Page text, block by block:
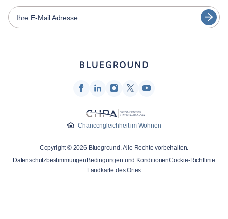
Vermieter von Möbeln
Vermieter
Franchise-Partner
Español
Français
Türkçe
Ihre E-Mail Adresse
Chancengleichheit im Wohnen
Copyright © 2026 Blueground. Alle Rechte vorbehalten.
DatenschutzbestimmungenBedingungen und KonditionenCookie-Richtlinie
Landkarte des Ortes